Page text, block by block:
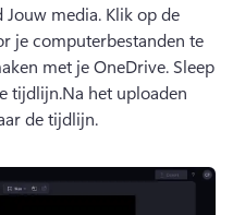
media. Klik op de
je computerbestanden te
met je OneDrive. Sleep
tijdlijn.Na het uploaden
de tijdlijn.